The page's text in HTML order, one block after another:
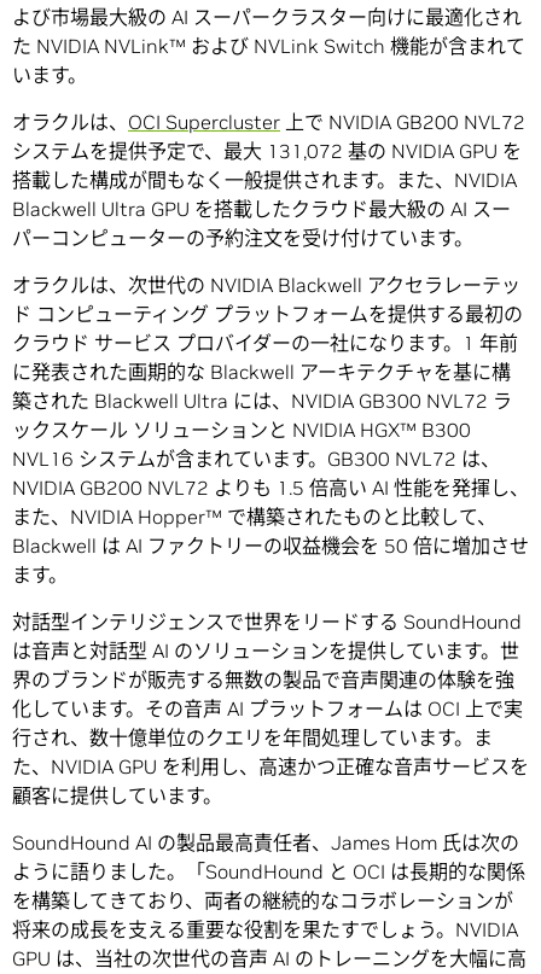
よび市場最大級の AI スーパークラスター向けに最適化され
た NVIDIA NVLink™ および NVLink Switch 機能が含まれて
います。
オラクルは、 OCI Supercluster 上で NVIDIA GB200 NVL72
システムを提供予定で、最大 131,072 基の NVIDIA GPU を
搭載した構成が間もなく一般提供されます。また、NVIDIA
Blackwell Ultra GPU を搭載したクラウド最大級の AI スー
パーコンピューターの予約注文を受け付けています。
オラクルは、次世代の NVIDIA Blackwell アクセラレーテッ
ド コンピューティング プラットフォームを提供する最初の
クラウド サービス プロバイダーの一社になります。1 年前
に発表された画期的な Blackwell アーキテクチャを基に構
築された Blackwell Ultra には、NVIDIA GB300 NVL72 ラ
ックスケール ソリューションと NVIDIA HGX™ B300
NVL16 システムが含まれています。GB300 NVL72 は、
NVIDIA GB200 NVL72 よりも 1.5 倍高い AI 性能を発揮し、
また、NVIDIA Hopper™ で構築されたものと比較して、
Blackwell は AI ファクトリーの収益機会を 50 倍に増加させ
ます。
対話型インテリジェンスで世界をリードする SoundHound
は音声と対話型 AI のソリューションを提供しています。世
界のブランドが販売する無数の製品で音声関連の体験を強
化しています。その音声 AI プラットフォームは OCI 上で実
行され、数十億単位のクエリを年間処理しています。ま
た、NVIDIA GPU を利用し、高速かつ正確な音声サービスを
顧客に提供しています。
SoundHound AI の製品最高責任者、James Hom 氏は次の
ように語りました。「SoundHound と OCI は長期的な関係
を構築してきており、両者の継続的なコラボレーションが
将来の成長を支える重要な役割を果たすでしょう。NVIDIA
GPU は、当社の次世代の音声 AI のトレーニングを大幅に高